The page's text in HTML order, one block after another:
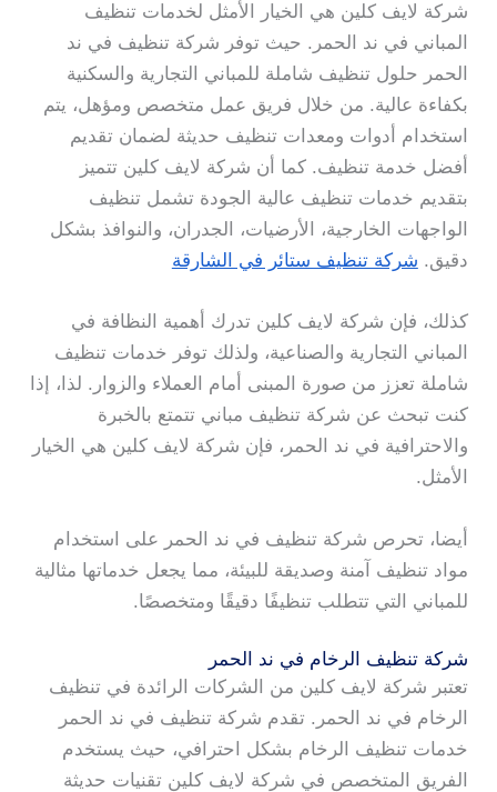
شركة لايف كلين هي الخيار الأمثل لخدمات تنظيف
المباني في ند الحمر. حيث توفر شركة تنظيف في ند
الحمر حلول تنظيف شاملة للمباني التجارية والسكنية
بكفاءة عالية. من خلال فريق عمل متخصص ومؤهل، يتم
استخدام أدوات ومعدات تنظيف حديثة لضمان تقديم
أفضل خدمة تنظيف. كما أن شركة لايف كلين تتميز
بتقديم خدمات تنظيف عالية الجودة تشمل تنظيف
الواجهات الخارجية، الأرضيات، الجدران، والنوافذ بشكل
دقيق. شركة تنظيف ستائر في الشارقة
كذلك، فإن شركة لايف كلين تدرك أهمية النظافة في
المباني التجارية والصناعية، ولذلك توفر خدمات تنظيف
شاملة تعزز من صورة المبنى أمام العملاء والزوار. لذا، إذا
كنت تبحث عن شركة تنظيف مباني تتمتع بالخبرة
والاحترافية في ند الحمر، فإن شركة لايف كلين هي الخيار
الأمثل.
أيضا، تحرص شركة تنظيف في ند الحمر على استخدام
مواد تنظيف آمنة وصديقة للبيئة، مما يجعل خدماتها مثالية
للمباني التي تتطلب تنظيفًا دقيقًا ومتخصصًا.
شركة تنظيف الرخام في ند الحمر
تعتبر شركة لايف كلين من الشركات الرائدة في تنظيف
الرخام في ند الحمر. تقدم شركة تنظيف في ند الحمر
خدمات تنظيف الرخام بشكل احترافي، حيث يستخدم
الفريق المتخصص في شركة لايف كلين تقنيات حديثة